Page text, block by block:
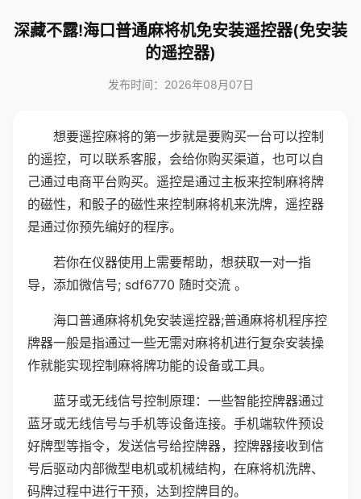
深藏不露!海口普通麻将机免安装遥控器(免安装
的遥控器)
发布时间：2026年08月07日
想要遥控麻将的第一步就是要购买一台可以控制
的遥控，可以联系客服，会给你购买渠道，也可以自
己通过电商平台购买。遥控是通过主板来控制麻将牌
的磁性，和骰子的磁性来控制麻将机来洗牌，遥控器
是通过你预先编好的程序。
若你在仪器使用上需要帮助，想获取一对一指
导，添加微信号; sdf6770 随时交流 。
海口普通麻将机免安装遥控器;普通麻将机程序控
牌器一般是指通过一些无需对麻将机进行复杂安装操
作就能实现控制麻将牌功能的设备或工具。
蓝牙或无线信号控制原理：一些智能控牌器通过
蓝牙或无线信号与手机等设备连接。手机端软件预设
好牌型等指令，发送信号给控牌器，控牌器接收到信
号后驱动内部微型电机或机械结构，在麻将机洗牌、
码牌过程中进行干预，达到控牌目的。